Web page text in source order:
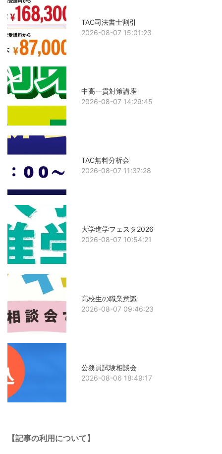
TAC司法書士割引
2026-08-07 15:01:23
中高一貫対策講座
2026-08-07 14:29:45
TAC無料分析会
2026-08-07 11:37:28
大学進学フェスタ2026
2026-08-07 10:54:21
高校生の職業意識
2026-08-07 09:46:23
公務員試験相談会
2026-08-06 18:49:17
【記事の利用について】